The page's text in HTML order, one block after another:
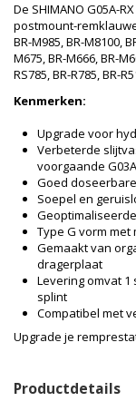
De SHIMANO G05A-
postmount-
BR-M985, BR-M8100,
M675, BR-M666, BR-
RS785, BR-R785, BR-
Kenmerken:
Upgrade voor
Verbeterde
voorgaande
Goed
Soepel en
Type G vorm met
Gemaakt van
dragerplaat
Levering omvat
splint
Compatibel met
Upgrade je
Productdetails